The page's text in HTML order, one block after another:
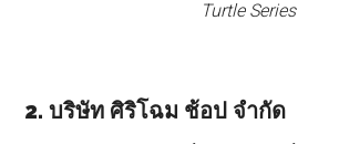
Turtle Series
2. บริษัท ศิริโฉม ช้อป จำกัด